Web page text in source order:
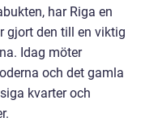
har Riga en
gjort den till en viktig
Idag möter
och det gamla
kvarter och